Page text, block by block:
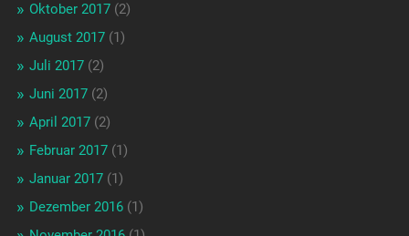
Oktober 2017(2)
August 2017(1)
Juli 2017(2)
Juni 2017(2)
April 2017(2)
Februar 2017(1)
Januar 2017(1)
Dezember 2016(1)